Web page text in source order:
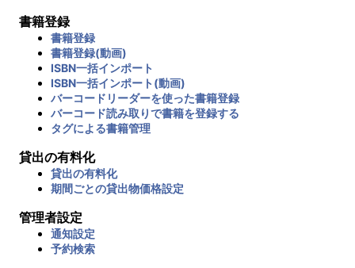
書籍登録
書籍登録
書籍登録(動画)
ISBN一括インポート
ISBN一括インポート(動画)
バーコードリーダーを使った書籍登録
バーコード読み取りで書籍を登録する
タグによる書籍管理
貸出の有料化
貸出の有料化
期間ごとの貸出物価格設定
管理者設定
通知設定
予約検索